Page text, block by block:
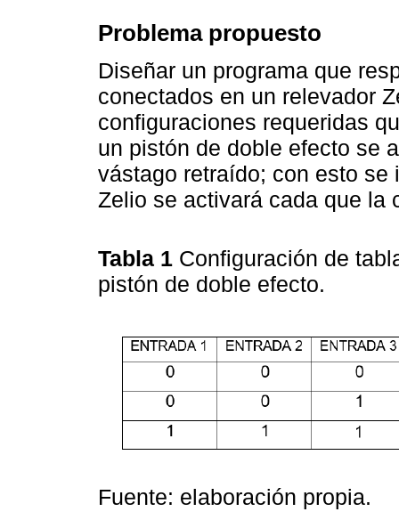
Problema propuesto
Diseñar un programa que
conectados en un relevador
configuraciones requeridas
un pistón de doble efecto se
vástago retraído; con esto
Zelio se activará cada que la
Tabla 1 Configuración de
pistón de doble efecto.
Fuente: elaboración propia.